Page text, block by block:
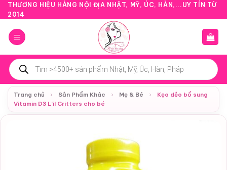
Bỏ
qua
nội
dung
THƯƠNG HIỆU HÀNG NỘI ĐỊA NHẬT, MỸ, ÚC, HÀN,...UY TÍN TỪ
2014
Tìm
kiếm
sản
phẩm
Trang chủ
› Sản Phẩm Khác › Mẹ & Bé ›
Kẹo dẻo bổ sung
Vitamin D3 L’il Critters cho bé